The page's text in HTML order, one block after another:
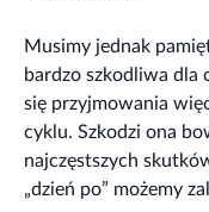
Musimy jednak
bardzo szkodliwa dla
się przyjmowania
cyklu. Szkodzi ona
najczęstszych
„dzień po” możemy